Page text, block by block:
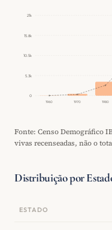
0
5.3k
10.5k
15.8k
21k
1960 1970 1980
Fonte: Censo Demográfico
vivas recenseadas, não o
Distribuição por
ESTADO